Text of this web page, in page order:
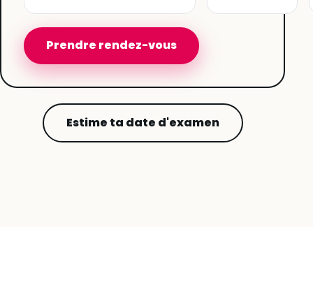
Prendre rendez-vous
Estime ta date d'examen